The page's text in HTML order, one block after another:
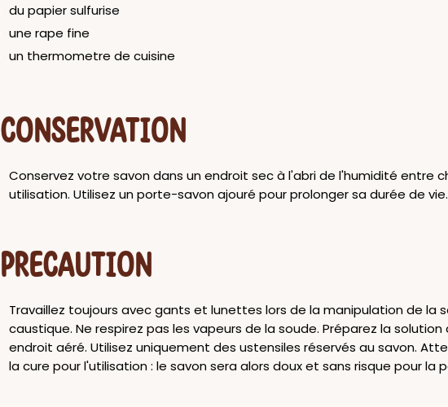
du papier sulfurise
une rape fine
un thermometre de cuisine
CONSERVATION
Conservez votre savon dans un endroit sec à l'abri de l'humidité entre
utilisation. Utilisez un porte-savon ajouré pour prolonger sa durée de vie.
PRECAUTION
Travaillez toujours avec gants et lunettes lors de la manipulation de la
caustique. Ne respirez pas les vapeurs de la soude. Préparez la solution
endroit aéré. Utilisez uniquement des ustensiles réservés au savon.
la cure pour l'utilisation : le savon sera alors doux et sans risque pour la